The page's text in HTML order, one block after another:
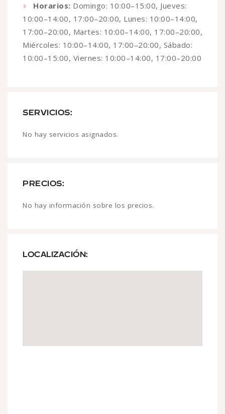
Horarios: Domingo: 10:00–15:00, Jueves:
10:00–14:00, 17:00–20:00, Lunes: 10:00–14:00,
17:00–20:00, Martes: 10:00–14:00, 17:00–20:00,
Miércoles: 10:00–14:00, 17:00–20:00, Sábado:
10:00–15:00, Viernes: 10:00–14:00, 17:00–20:00
SERVICIOS:
No hay servicios asignados.
PRECIOS:
No hay información sobre los precios.
LOCALIZACIÓN: